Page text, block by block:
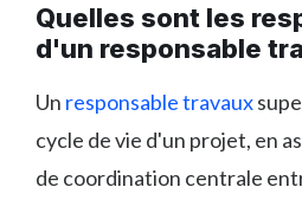
Quelles sont les
d'un responsable
Un responsable travaux
cycle de vie d'un projet, en
de coordination centrale